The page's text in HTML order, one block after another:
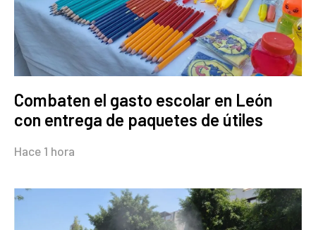
Combaten el gasto escolar en León
con entrega de paquetes de útiles
Hace 1 hora